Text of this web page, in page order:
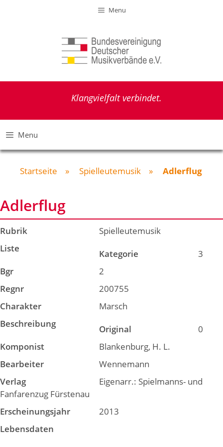
Menu
Klangvielfalt verbindet.
Menu
Startseite » Spielleutemusik » Adlerflug
Adlerflug
Rubrik
Spielleutemusik
Liste
Kategorie
3
Bgr
2
Regnr
200755
Charakter
Marsch
Beschreibung
Original
0
Komponist
Blankenburg, H. L.
Bearbeiter
Wennemann
Verlag
Eigenarr.: Spielmanns- und
Fanfarenzug Fürstenau
Erscheinungsjahr
2013
Lebensdaten